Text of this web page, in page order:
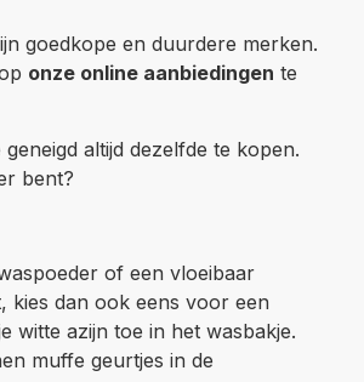
goedkope en duurdere merken.
onze online aanbiedingen te
altijd dezelfde te kopen.
bent?
of een vloeibaar
kies dan ook eens voor een
witte azijn toe in het wasbakje.
muffe geurtjes in de